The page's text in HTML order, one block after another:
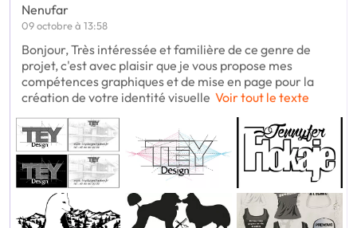
Nenufar
09 octobre à 13:58
Bonjour, Très intéressée et familière de ce genre de
projet, c'est avec plaisir que je vous propose mes
compétences graphiques et de mise en page pour la
création de votre identité visuelle Voir tout le texte